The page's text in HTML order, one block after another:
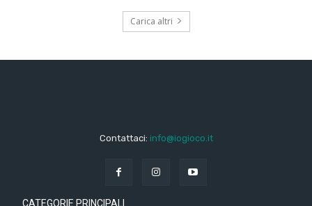
Carica altri
Contattaci: info@iogioco.it
CATEGORIE PRINCIPALI